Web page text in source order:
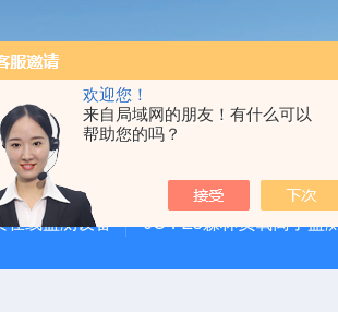
欢迎您！
来自局域网的朋友！有什么可以
帮助您的吗？
在线监测设备 JC-FZ5森林负氧离子监